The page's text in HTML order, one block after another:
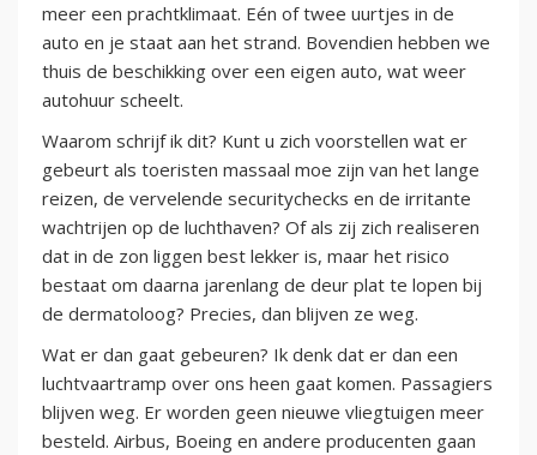
meer een prachtklimaat. Eén of twee uurtjes in de
auto en je staat aan het strand. Bovendien hebben we
thuis de beschikking over een eigen auto, wat weer
autohuur scheelt.
Waarom schrijf ik dit? Kunt u zich voorstellen wat er
gebeurt als toeristen massaal moe zijn van het lange
reizen, de vervelende securitychecks en de irritante
wachtrijen op de luchthaven? Of als zij zich realiseren
dat in de zon liggen best lekker is, maar het risico
bestaat om daarna jarenlang de deur plat te lopen bij
de dermatoloog? Precies, dan blijven ze weg.
Wat er dan gaat gebeuren? Ik denk dat er dan een
luchtvaartramp over ons heen gaat komen. Passagiers
blijven weg. Er worden geen nieuwe vliegtuigen meer
besteld. Airbus, Boeing en andere producenten gaan